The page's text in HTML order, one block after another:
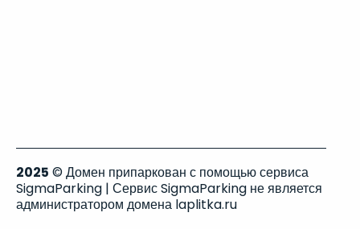
2025 © Домен припаркован с помощью сервиса
SigmaParking | Сервис SigmaParking не является
администратором домена laplitka.ru